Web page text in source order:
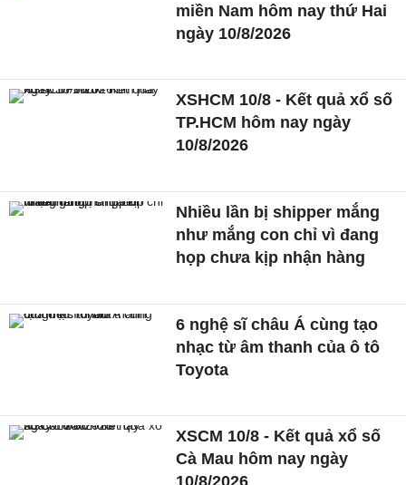
miền Nam hôm nay thứ Hai
ngày 10/8/2026
XSHCM 10/8 - Kết quả xổ số
TP.HCM hôm nay ngày
10/8/2026
Nhiều lần bị shipper mắng
như mắng con chỉ vì đang
họp chưa kịp nhận hàng
6 nghệ sĩ châu Á cùng tạo
nhạc từ âm thanh của ô tô
Toyota
XSCM 10/8 - Kết quả xổ số
Cà Mau hôm nay ngày